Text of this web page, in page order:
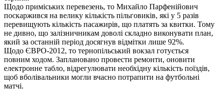
Щодо приміських перевезень, то Михайло Парфенійович
поскаржився на велику кількість пільговиків, які у 5 разів
перевищують кількість пасажирів, що платять за квитки. Тому
не дивно, що залізничникам доволі складно виконувати план,
який за останній період досягнув відмітки лише 92%.
Щодо ЄВРО-2012, то тернопільський вокзал готується
повним ходом. Заплановано провести ремонти, оновити
електронне табло, відрегулювати необхідну кількість поїздів,
щоб вболівальники могли вчасно потрапити на футбольні
матчі.